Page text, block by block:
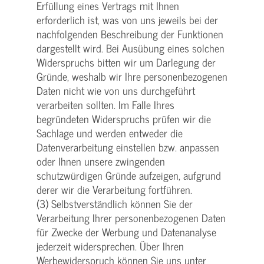
Erfüllung eines Vertrags mit Ihnen
erforderlich ist, was von uns jeweils bei der
nachfolgenden Beschreibung der Funktionen
dargestellt wird. Bei Ausübung eines solchen
Widerspruchs bitten wir um Darlegung der
Gründe, weshalb wir Ihre personenbezogenen
Daten nicht wie von uns durchgeführt
verarbeiten sollten. Im Falle Ihres
begründeten Widerspruchs prüfen wir die
Sachlage und werden entweder die
Datenverarbeitung einstellen bzw. anpassen
oder Ihnen unsere zwingenden
schutzwürdigen Gründe aufzeigen, aufgrund
derer wir die Verarbeitung fortführen.
(3) Selbstverständlich können Sie der
Verarbeitung Ihrer personenbezogenen Daten
für Zwecke der Werbung und Datenanalyse
jederzeit widersprechen. Über Ihren
Werbewiderspruch können Sie uns unter